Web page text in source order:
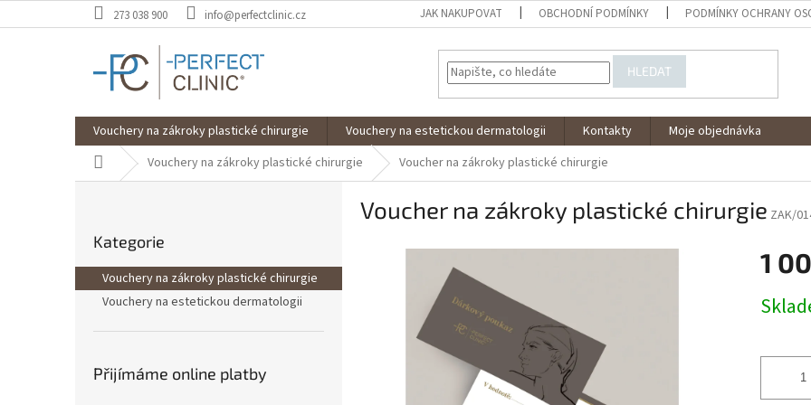
na
273 038 900 info@perfectclinic.cz JAK NAKUPOVAT OBCHODNÍ PODMÍNKY PODMÍNKY OCHRANY
HLEDAT
Vouchery na zákroky plastické chirurgie Vouchery na estetickou dermatologii Kontakty
Moje objednávka
Domů Vouchery na zákroky plastické chirurgie Voucher na zákroky plastické chirurgie
r
a
kategorie
Kategorie
Vouchery na zákroky plastické chirurgie
Vouchery na estetickou dermatologii
Přijímáme online platby
Voucher na zákroky plastické chirurgie ZAK/
1
cena: